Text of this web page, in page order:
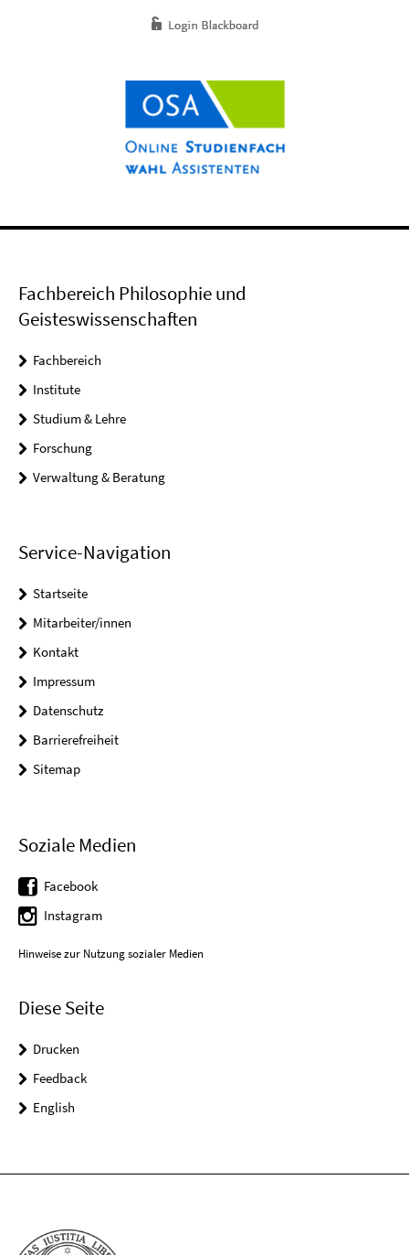
Fachbereich Philosophie und
Geisteswissenschaften
Fachbereich
Institute
Studium & Lehre
Forschung
Verwaltung & Beratung
Service-Navigation
Startseite
Mitarbeiter/innen
Kontakt
Impressum
Datenschutz
Barrierefreiheit
Sitemap
Soziale Medien
Facebook
Instagram
Hinweise zur Nutzung sozialer Medien
Diese Seite
Drucken
Feedback
English